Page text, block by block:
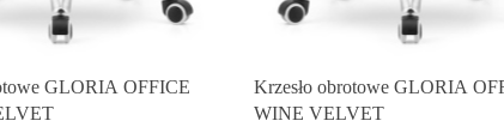
GLORIA OFFICE
Krzesło obrotowe GLORIA
WINE VELVET